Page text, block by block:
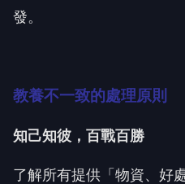
發。
教養不一致的處理原則
知己知彼，百戰百勝
了解所有提供「物資、好